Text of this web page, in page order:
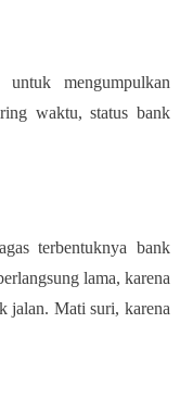
mengumpulkan
waktu, status bank
terbentuknya bank
lama, karena
jalan. Mati suri, karena